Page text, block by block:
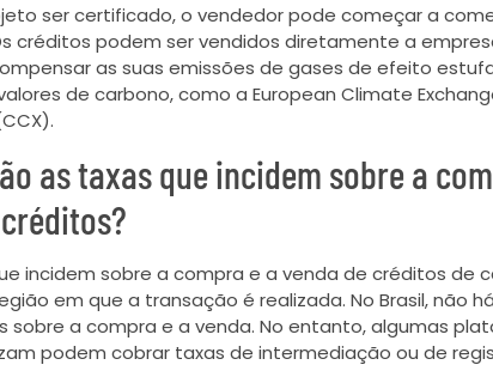
ser certificado, o vendedor pode começar a
créditos podem ser vendidos diretamente a
as suas emissões de gases de efeito
de carbono, como a European Climate
as taxas que incidem sobre a
incidem sobre a compra e a venda de créditos de
em que a transação é realizada. No Brasil, não
sobre a compra e a venda. No entanto, algumas
podem cobrar taxas de intermediação ou de